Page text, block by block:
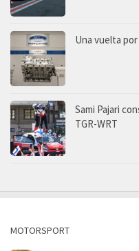
Una vuelta
Sami Pajari
TGR-WRT
MOTORSPORT